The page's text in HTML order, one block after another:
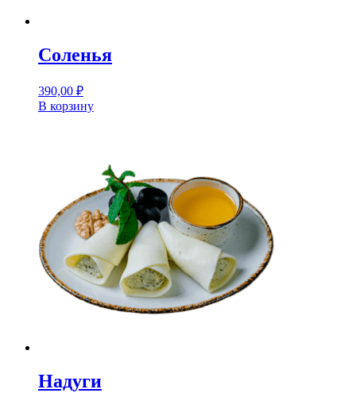
Соленья
390,00 ₽
В корзину
Надуги